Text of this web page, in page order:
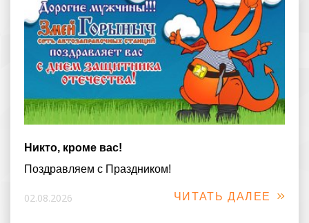
Никто, кроме вас!
Поздравляем с Праздником!
02.08.2026 ЧИТАТЬ ДАЛЕЕ